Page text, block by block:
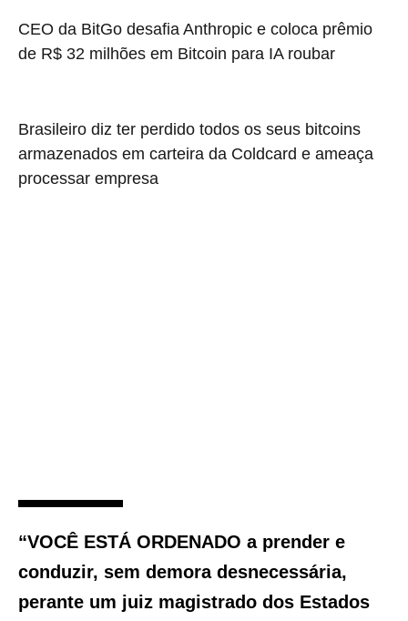
CEO da BitGo desafia Anthropic e coloca prêmio
de R$ 32 milhões em Bitcoin para IA roubar
Brasileiro diz ter perdido todos os seus bitcoins
armazenados em carteira da Coldcard e ameaça
processar empresa
“VOCÊ ESTÁ ORDENADO a prender e
conduzir, sem demora desnecessária,
perante um juiz magistrado dos Estados